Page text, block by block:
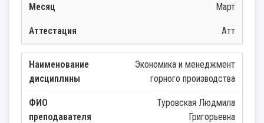
Март
Атт
Экономика и менеджмент
горного производства
Туровская Людмила
Григорьевна